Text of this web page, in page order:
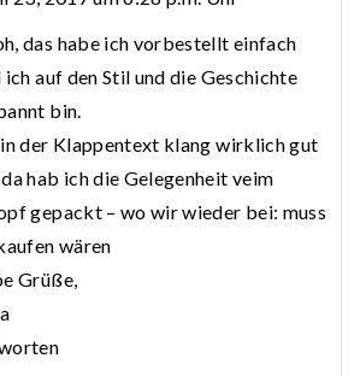
das habe ich vorbestellt einfach
ich auf den Stil und die Geschichte
bin.
der Klappentext klang wirklich gut
hab ich die Gelegenheit veim
gepackt – wo wir wieder bei: muss
wären
Grüße,